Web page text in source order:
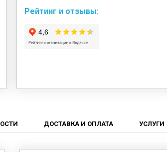
Рейтинг и отзывы:
ДОСТАВКА И ОПЛАТА УСЛУГИ